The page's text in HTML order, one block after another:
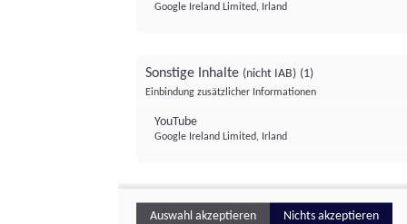
Google Ireland Limited, Irland
Sonstige Inhalte (nicht IAB) (1)
Einbindung zusätzlicher Informationen
YouTube
Google Ireland Limited, Irland
Auswahl akzeptieren Nichts akzeptieren